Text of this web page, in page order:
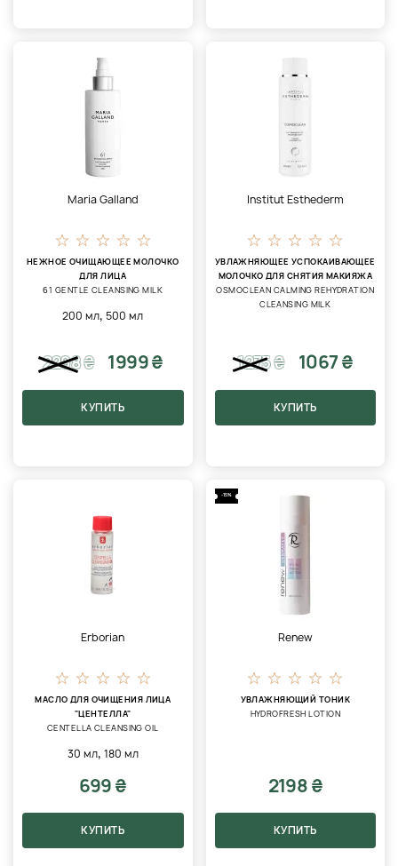
Maria Galland
НЕЖНОЕ ОЧИЩАЮЩЕЕ МОЛОЧКО
ДЛЯ ЛИЦА
61 GENTLE CLEANSING MILK
200 мл, 500 мл
2298₴ 1999 ₴
КУПИТЬ
Institut Esthederm
УВЛАЖНЯЮЩЕЕ УСПОКАИВАЮЩЕЕ
МОЛОЧКО ДЛЯ СНЯТИЯ МАКИЯЖА
OSMOCLEAN CALMING REHYDRATION
CLEANSING MILK
1275₴ 1067 ₴
КУПИТЬ
Erborian
МАСЛО ДЛЯ ОЧИЩЕНИЯ ЛИЦА
"ЦЕНТЕЛЛА"
CENTELLA CLEANSING OIL
30 мл, 180 мл
699 ₴
КУПИТЬ
-15%
Renew
УВЛАЖНЯЮЩИЙ ТОНИК
HYDROFRESH LOTION
2198 ₴
КУПИТЬ